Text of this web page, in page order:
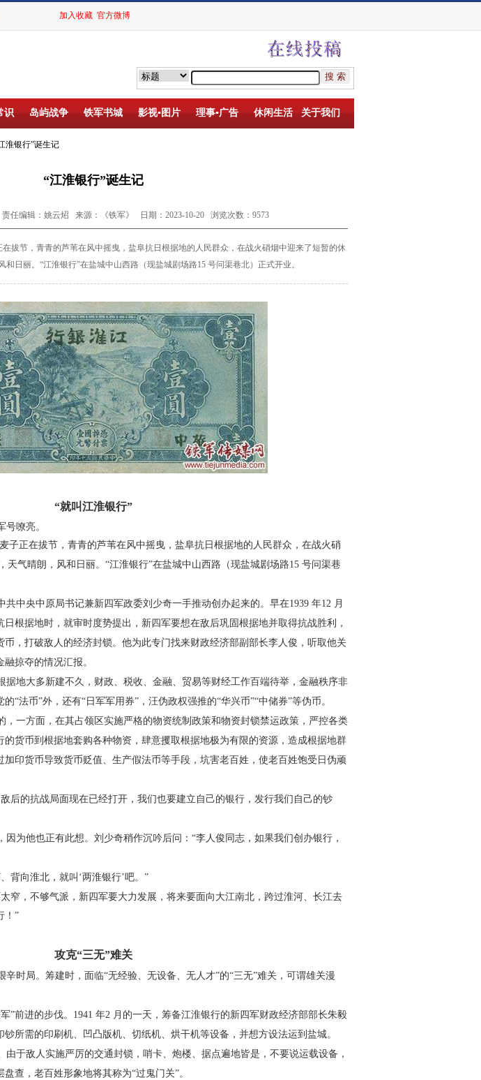
加入收藏 官方微博
识 岛屿战争 铁军书城 影视▪图片 理事▪广告 休闲生活 关于我们
淮银行”诞生记
“江淮银行”诞生记
任编辑：姚云炤 来源：《铁军》 日期：2023-10-20 浏览次数：9573
在拔节，青青的芦苇在风中摇曳，盐阜抗日根据地的人民群众，在战火硝烟中迎来了短暂的休
和日丽。“江淮银行”在盐城中山西路 （现盐城剧场路15 号问渠巷北）正式开业。
“就叫江淮银行”
嘹亮。
子正在拔节，青青的芦苇在风中摇曳，盐阜抗日根据地的人民群众，在战火硝
天气晴朗，风和日丽。“江淮银行”在盐城中山西路 （现盐城剧场路15 号问渠巷
共中央中原局书记兼新四军政委刘少奇一手推动创办起来的。 早在1939 年12 月
日根据地时，就审时度势提出，新四军要想在敌后巩固根据地并取得抗战胜利，
币，打破敌人的经济封锁。他为此专门找来财政经济部副部长李人俊，听取他关
掠夺的情况汇报。
据地大多新建不久，财政、税收、金融、贸易等财经工作百端待举， 金融秩序非
的“法币”外，还有“日军军用券”，汪伪政权强推的“华兴币”“中储券”等伪币。
一方面， 在其占领区实施严格的物资统制政策和物资封锁禁运政策，严控各类
的货币到根据地套购各种物资，肆意攫取根据地极为有限的资源，造成根据地群
加印货币导致货币贬值、生产假法币等手段，坑害老百姓，使老百姓饱受日伪顽
后的抗战局面现在已经打开，我们也要建立自己的银行，发行我们自己的钞
因为他也正有此想。刘少奇稍作沉吟后问：“李人俊同志，如果我们创办银行，
背向淮北， 就叫‘两淮银行’吧。”
窄，不够气派，新四军要大力发展，将来要面向大江南北，跨过淮河、长江去
！”
攻克“三无”难关
辛时局。筹建时，面临“无经验、无设备、无人才”的“三无”难关， 可谓雄关漫
”前进的步伐。1941 年2 月的一天，筹备江淮银行的新四军财政经济部部长朱毅
钞所需的印刷机、凹凸版机、切纸机、烘干机等设备，并想方设法运到盐城。
由于敌人实施严厉的交通封锁，哨卡、炮楼、据点遍地皆是，不要说运载设备，
盘查，老百姓形象地将其称为“过鬼门关”。